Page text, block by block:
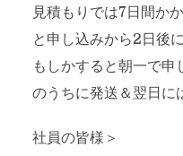
見積もりでは7日間か
と申し込みから2日後
もしかすると朝一で申
のうちに発送＆翌日に
社員の皆様＞